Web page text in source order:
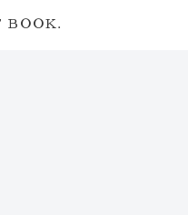
ＢＯＯＫ.